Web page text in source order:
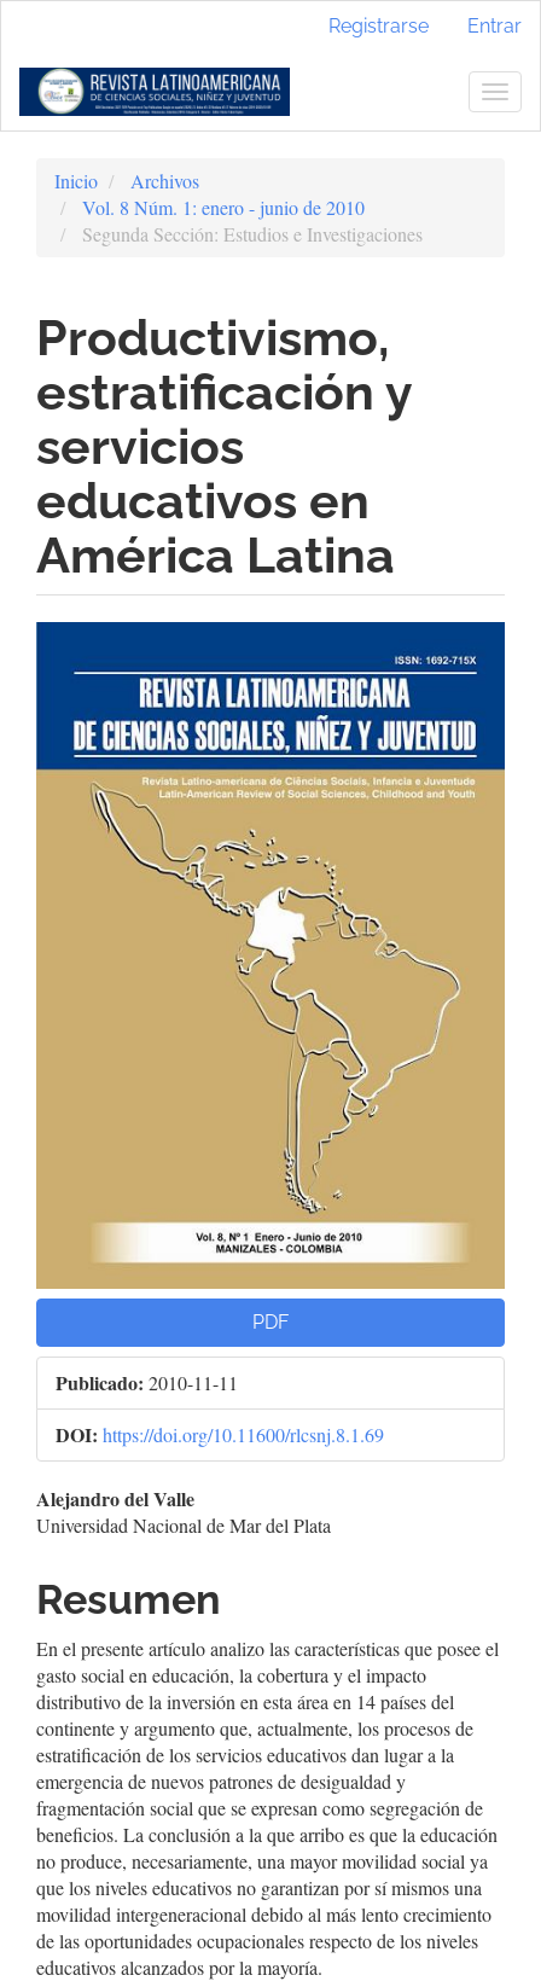
Contenido
principal
Barra
Registrarse Entrar
Inicio
Archivos
Vol. 8 Núm. 1: enero - junio de 2010
Segunda Sección: Estudios e Investigaciones
Productivismo,
estratificación y
servicios
educativos en
América Latina
lateral
del
artículo
PDF
Publicado: 2010-11-11
DOI: https://doi.org/10.11600/rlcsnj.8.1.69
Contenido
del
artículo
Alejandro del Valle
Universidad Nacional de Mar del Plata
Resumen
En el presente artículo analizo las características que posee el
gasto social en educación, la cobertura y el impacto
distributivo de la inversión en esta área en 14 países del
continente y argumento que, actualmente, los procesos de
estratificación de los servicios educativos dan lugar a la
emergencia de nuevos patrones de desigualdad y
fragmentación social que se expresan como segregación de
beneficios. La conclusión a la que arribo es que la educación
no produce, necesariamente, una mayor movilidad social ya
que los niveles educativos no garantizan por sí mismos una
movilidad intergeneracional debido al más lento crecimiento
de las oportunidades ocupacionales respecto de los niveles
educativos alcanzados por la mayoría.